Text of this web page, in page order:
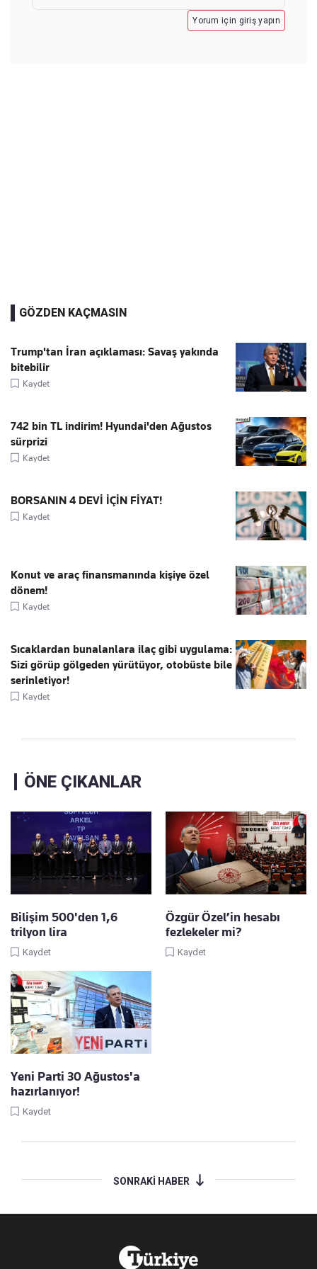
Yorum için giriş yapın
GÖZDEN KAÇMASIN
Trump'tan İran açıklaması: Savaş yakında
bitebilir
Kaydet
742 bin TL indirim! Hyundai'den Ağustos
sürprizi
Kaydet
BORSANIN 4 DEVİ İÇİN FİYAT!
Kaydet
Konut ve araç finansmanında kişiye özel
dönem!
Kaydet
Sıcaklardan bunalanlara ilaç gibi uygulama:
Sizi görüp gölgeden yürütüyor, otobüste bile
serinletiyor!
Kaydet
ÖNE ÇIKANLAR
Bilişim 500'den 1,6
trilyon lira
Kaydet
Özgür Özel’in hesabı
fezlekeler mi?
Kaydet
Yeni Parti 30 Ağustos'a
hazırlanıyor!
Kaydet
SONRAKİ HABER